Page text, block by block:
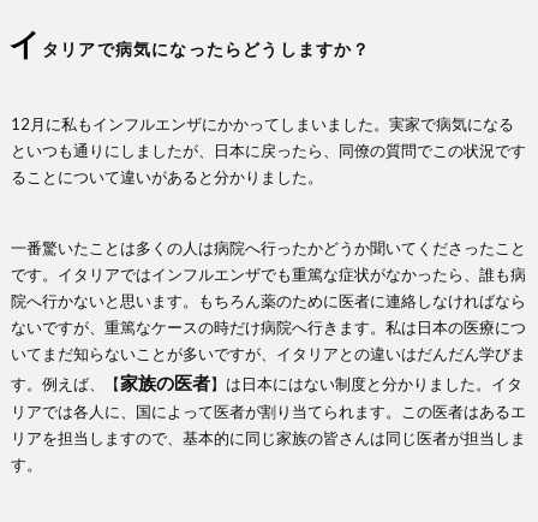
イ タリアで病気になったらどうしますか？
12月に私もインフルエンザにかかってしまいました。実家で病気になる
といつも通りにしましたが、日本に戻ったら、同僚の質問でこの状況です
ることについて違いがあると分かりました。
一番驚いたことは多くの人は病院へ行ったかどうか聞いてくださったこと
です。イタリアではインフルエンザでも重篤な症状がなかったら、誰も病
院へ行かないと思います。もちろん薬のために医者に連絡しなければなら
ないですが、重篤なケースの時だけ病院へ行きます。私は日本の医療につ
いてまだ知らないことが多いですが、イタリアとの違いはだんだん学びま
す。例えば、【家族の医者】は日本にはない制度と分かりました。イタ
リアでは各人に、国によって医者が割り当てられます。この医者はあるエ
リアを担当しますので、基本的に同じ家族の皆さんは同じ医者が担当しま
す。